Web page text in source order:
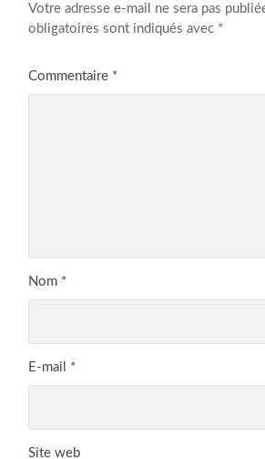
Votre adresse e-mail ne sera pas
obligatoires sont indiqués avec *
Commentaire *
Nom *
E-mail *
Site web